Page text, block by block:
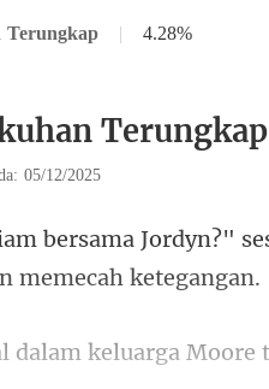
Terungkap | 4.28%
Terungkap
05/12/2025
"
m keluarga Moore